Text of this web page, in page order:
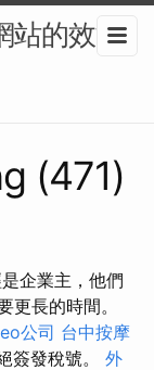
站的效能-
(471)
企業主，他們
更長的時間。
公司 台中按摩
簽發稅號。 外